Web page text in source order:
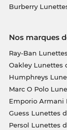
Burberry
Nos marques
Ray-Ban
Oakley Lunettes
Humphreys
Marc O Polo
Emporio Armani
Guess Lunettes
Persol Lunettes